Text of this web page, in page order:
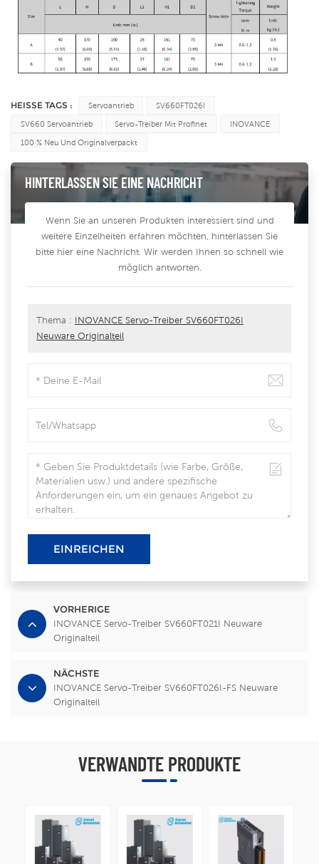
HEISSE TAGS : Servoantrieb SV660FT026I
SV660 Servoantrieb Servo-Treiber Mit Profinet INOVANCE
100 % Neu Und Originalverpackt
HINTERLASSEN SIE EINE NACHRICHT
Wenn Sie an unseren Produkten interessiert sind und
weitere Einzelheiten erfahren möchten, hinterlassen Sie
bitte hier eine Nachricht. Wir werden Ihnen so schnell wie
möglich antworten.
Thema : INOVANCE Servo-Treiber SV660FT026I
Neuware Originalteil
EINREICHEN
VORHERIGE
INOVANCE Servo-Treiber SV660FT021I Neuware
Originalteil
NÄCHSTE
INOVANCE Servo-Treiber SV660FT026I-FS Neuware
Originalteil
VERWANDTE PRODUKTE